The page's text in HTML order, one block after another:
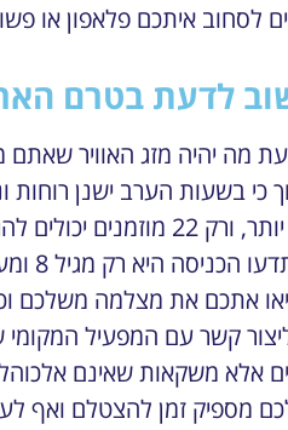
לסחוב איתכם פלאפון או
לדעת בטרם
מה יהיה מזג האוויר שאתם
כי בשעות הערב ישנן
במסעדה חייב להיות עד 150
אתכם את מצלמה משלכם
מספיק זמן להצטלם ואף